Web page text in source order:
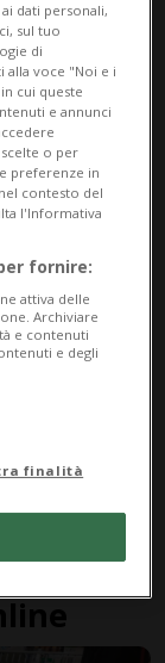
2 mesi 4
il
dati personali,
sul tuo
di
alla voce "Noi e i
cui queste
e annunci
o per
preferenze in
contesto del
l'Informativa
fornire:
attiva delle
Archiviare
e contenuti
e degli
finalità